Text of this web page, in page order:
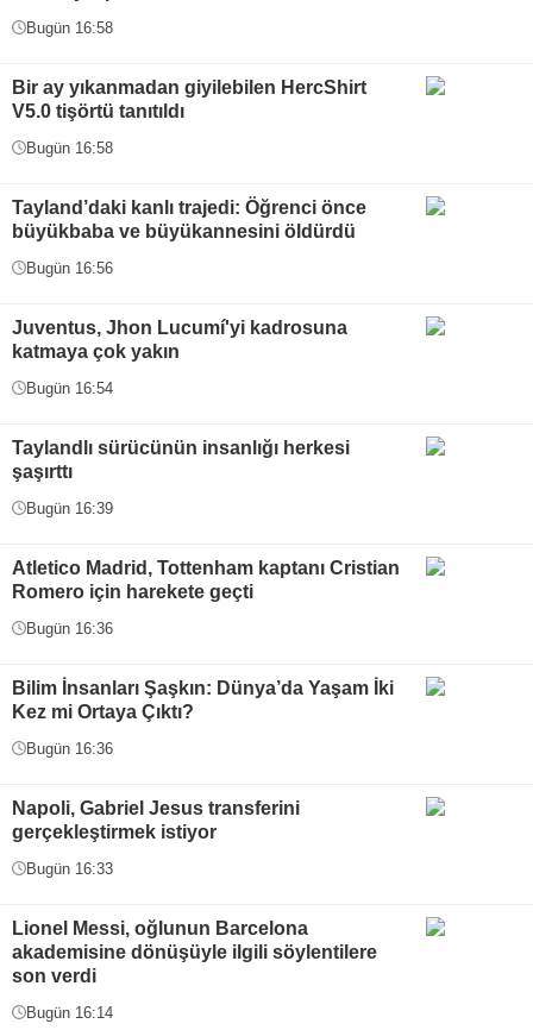
Bugün 16:58
Bir ay yıkanmadan giyilebilen HercShirt
V5.0 tişörtü tanıtıldı
Bugün 16:58
Tayland’daki kanlı trajedi: Öğrenci önce
büyükbaba ve büyükannesini öldürdü
Bugün 16:56
Juventus, Jhon Lucumí'yi kadrosuna
katmaya çok yakın
Bugün 16:54
Taylandlı sürücünün insanlığı herkesi
şaşırttı
Bugün 16:39
Atletico Madrid, Tottenham kaptanı Cristian
Romero için harekete geçti
Bugün 16:36
Bilim İnsanları Şaşkın: Dünya’da Yaşam İki
Kez mi Ortaya Çıktı?
Bugün 16:36
Napoli, Gabriel Jesus transferini
gerçekleştirmek istiyor
Bugün 16:33
Lionel Messi, oğlunun Barcelona
akademisine dönüşüyle ilgili söylentilere
son verdi
Bugün 16:14